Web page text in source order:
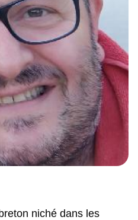
niché dans les